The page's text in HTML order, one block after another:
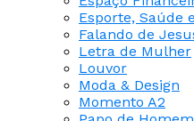
Esporte, Saúde
Falando de
Letra de Mulher
Louvor
Moda & Design
Momento A2